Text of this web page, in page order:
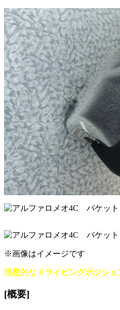
※画像はイメージです
理想的なドライビングポジショ
[概要]